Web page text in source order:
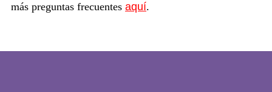
más preguntas frecuentes aquí.